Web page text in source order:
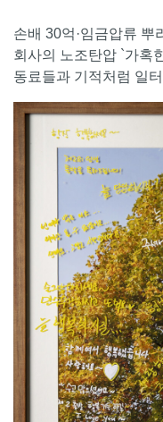
손배 30억·임금압류 뿌
회사의 노조탄압 `가혹
동료들과 기적처럼 일